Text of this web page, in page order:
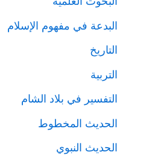
البدعة في مفهوم الإسلام
التاريخ
التربية
التفسير في بلاد الشام
الحديث المخطوط
الحديث النبوي